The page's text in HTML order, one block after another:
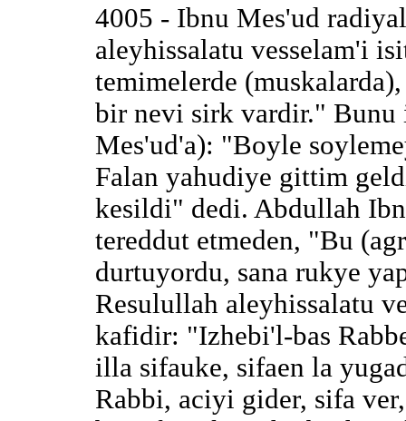
4005 - Ibnu Mes'ud
aleyhissalatu vesselam'i
temimelerde
bir nevi sirk vardir."
Mes'ud'a): "Boyle
Falan yahudiye gittim
kesildi" dedi. Abdullah
tereddut etmeden, "Bu
durtuyordu, sana rukye
Resulullah aleyhissalatu
kafidir: "Izhebi'l-bas
illa sifauke, sifaen la
Rabbi, aciyi gider, sifa